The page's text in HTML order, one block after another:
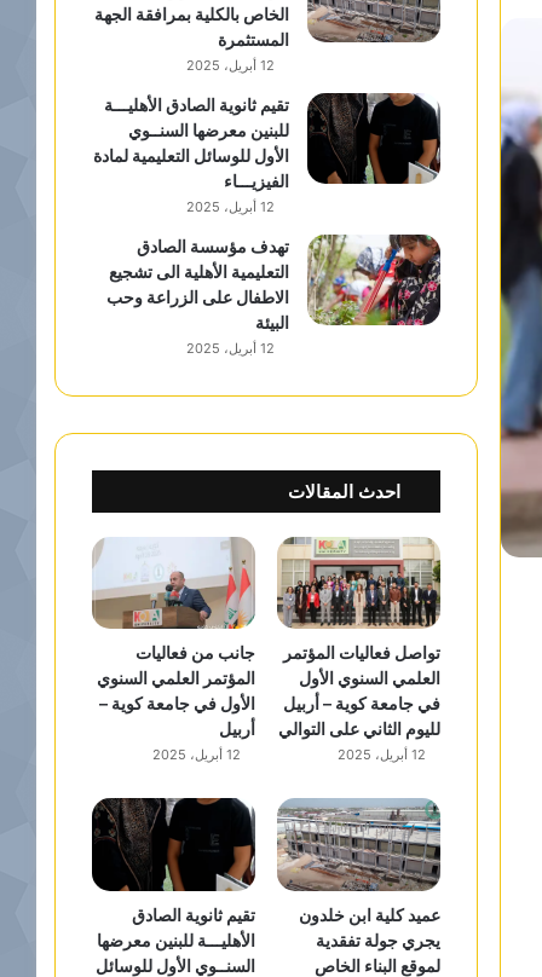
الخاص بالكلية بمرافقة الجهة
المستثمرة
12 أبريل، 2025
تقيم ثانوية الصادق الأهليـــة
للبنين معرضها السنــوي
الأول للوسائل التعليمية لمادة
الفيزيـــاء
12 أبريل، 2025
تهدف مؤسسة الصادق
التعليمية الأهلية الى تشجيع
الاطفال على الزراعة وحب
البيئة
12 أبريل، 2025
احدث المقالات
تواصل فعاليات المؤتمر
العلمي السنوي الأول
في جامعة كوية – أربيل
لليوم الثاني على التوالي
12 أبريل، 2025
جانب من فعاليات
المؤتمر العلمي السنوي
الأول في جامعة كوية –
أربيل
12 أبريل، 2025
عميد كلية ابن خلدون
يجري جولة تفقدية
لموقع البناء الخاص
تقيم ثانوية الصادق
الأهليـــة للبنين معرضها
السنــوي الأول للوسائل